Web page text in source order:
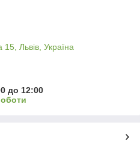
Львів, Україна
до 12:00